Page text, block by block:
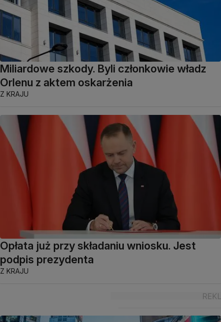
Miliardowe szkody. Byli członkowie władz
Orlenu z aktem oskarżenia
Z KRAJU
Opłata już przy składaniu wniosku. Jest
podpis prezydenta
Z KRAJU